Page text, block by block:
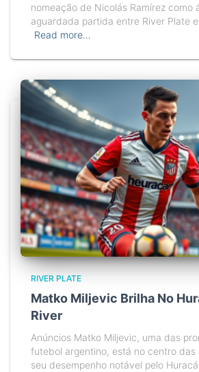
nomeação de Nicolás Ramírez como
aguardada partida entre River Plate
Read more…
RIVER PLATE
Matko Miljevic Brilha No
River
Anúncios Matko Miljevic, uma das
futebol argentino, está no centro das
seu desempenho notável pelo